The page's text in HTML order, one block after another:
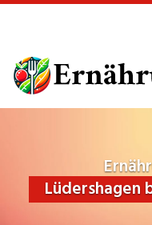
main
content
Lüdershagen